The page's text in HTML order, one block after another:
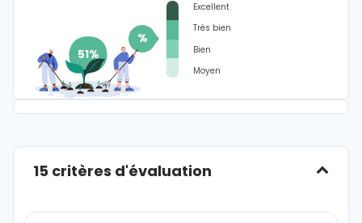
%
Moyen
Bien
Très bien
Excellent
15 critères d'évaluation